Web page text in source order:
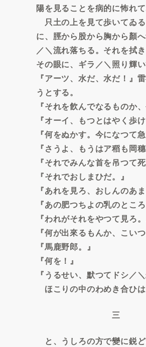
陽を見ることを病的に怖れて
只土の上を見て歩いてゐ
に、脛から股から胸から顏
／＼流れ落ちる。それを拭
その眼に、ギラ／＼照り輝
『アーツ、水だ、水だ！』
うとする。
『それを飮んでなるものか
『オーイ、もつとはやく歩
『何をぬかす。今になつて
『さうよ、もうはア稻も岡
『それでみんな首を吊つて
『それでおしまひだ。』
『あれを見ろ、おしんのあ
『あの肥つちよの乳のとこ
『われがそれをやつて見ろ。
『何が出來るもんか、こい
『馬鹿野郎。』
『何を！』
『うるせい、默つてドシ／＼
ほこりの中のわめき合ひ
三
と、うしろの方で變に鋭